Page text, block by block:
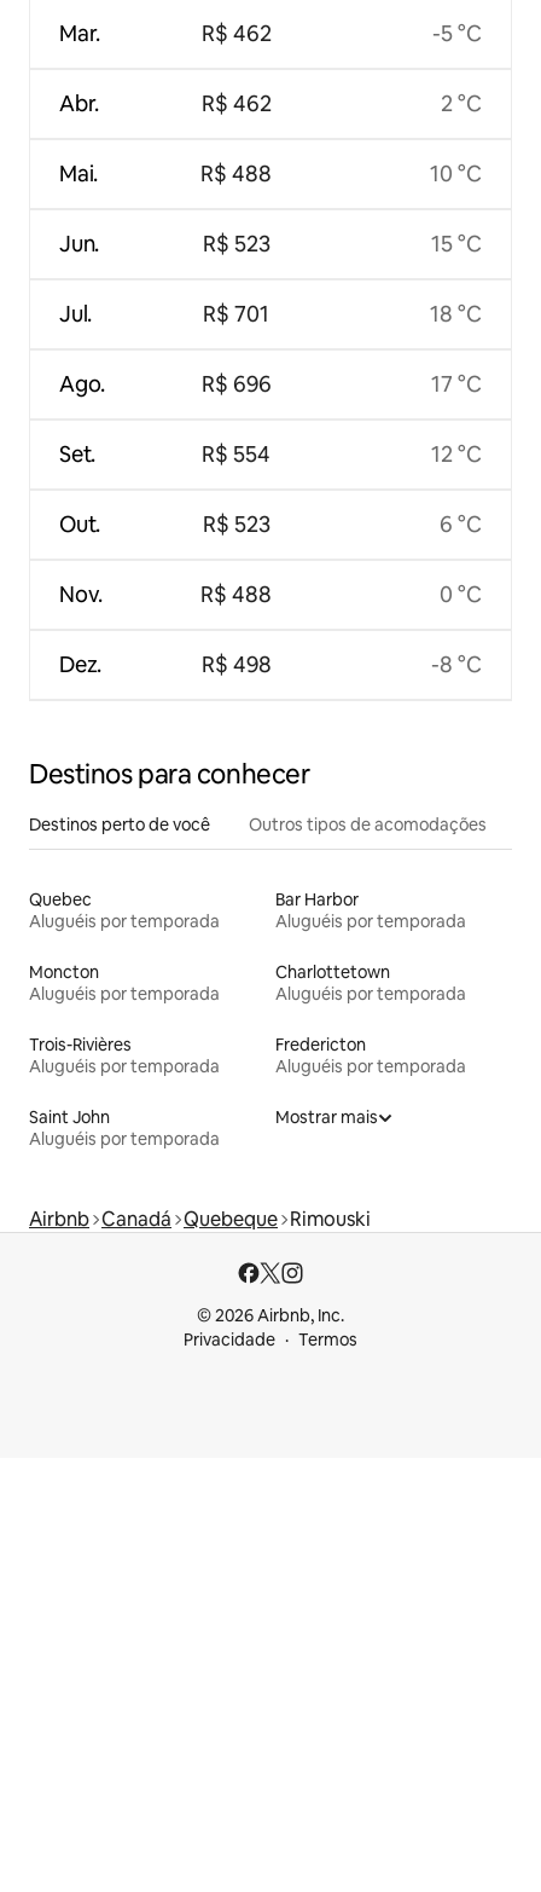
Mar.
Abr.
Mai.
Jun.
Jul.
Ago.
Set.
Out.
Nov.
Dez.
R$ 462
R$ 462
R$ 488
R$ 523
R$ 701
R$ 696
R$ 554
R$ 523
R$ 488
R$ 498
-5 °C
2 °C
10 °C
15 °C
18 °C
17 °C
12 °C
6 °C
0 °C
-8 °C
Destinos para conhecer
Destinos perto de você Outros tipos de acomodações
Quebec
Aluguéis por temporada
Bar Harbor
Aluguéis por temporada
Moncton
Aluguéis por temporada
Charlottetown
Aluguéis por temporada
Trois-Rivières
Aluguéis por temporada
Fredericton
Aluguéis por temporada
Saint John
Aluguéis por temporada
Mostrar mais
Airbnb Canadá Quebeque Rimouski
© 2026 Airbnb, Inc.
Privacidade
Termos